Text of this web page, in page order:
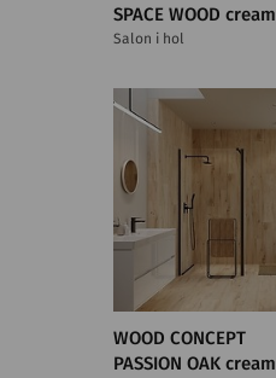
SPACE WOOD cream
Salon i hol
WOOD CONCEPT
PASSION OAK cream